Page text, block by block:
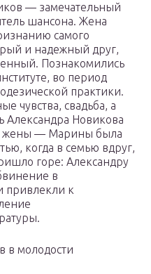
— замечательный
шансона. Жена
самого
и надежный друг,
Познакомились
во период
практики.
чувства, свадьба, а
Александра Новикова
жены — Марины была
когда в семью вдруг,
горе: Александру
в
привлекли к
в молодости